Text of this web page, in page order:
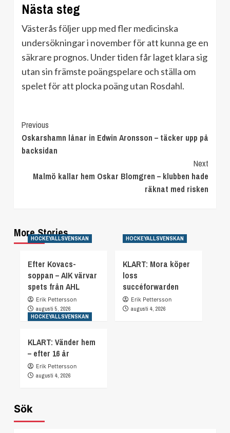
Nästa steg
Västerås följer upp med fler medicinska
undersökningar i november för att kunna ge en
säkrare prognos. Under tiden får laget klara sig
utan sin främste poängspelare och ställa om
spelet för att plocka poäng utan Rosdahl.
Continue
Reading
Previous
Oskarshamn lånar in Edwin Aronsson – täcker upp på
backsidan
Next
Malmö kallar hem Oskar Blomgren – klubben hade
räknat med risken
More Stories
HOCKEYALLSVENSKAN
Efter Kovacs-
soppan – AIK värvar
spets från AHL
Erik Pettersson
augusti 5, 2026
HOCKEYALLSVENSKAN
KLART: Mora köper
loss
succéforwarden
Erik Pettersson
augusti 4, 2026
HOCKEYALLSVENSKAN
KLART: Vänder hem
– efter 16 år
Erik Pettersson
augusti 4, 2026
Sök